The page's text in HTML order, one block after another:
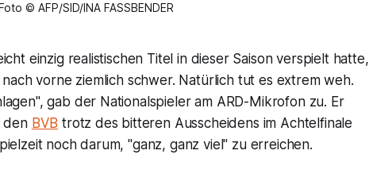
© AFP/SID/INA FASSBENDER
einzig realistischen Titel in dieser Saison verspielt hatte,
vorne ziemlich schwer. Natürlich tut es extrem weh.
gab der Nationalspieler am ARD-Mikrofon zu. Er
den BVB trotz des bitteren Ausscheidens im Achtelfinale
noch darum, "ganz, ganz viel" zu erreichen.